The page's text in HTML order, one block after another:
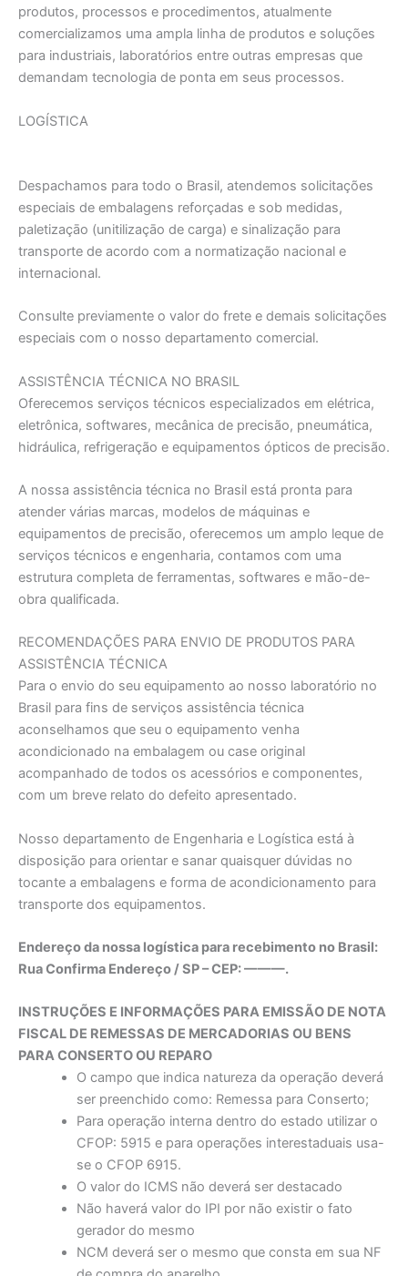
produtos, processos e procedimentos, atualmente
comercializamos uma ampla linha de produtos e soluções
para industriais, laboratórios entre outras empresas que
demandam tecnologia de ponta em seus processos.
LOGÍSTICA
Despachamos para todo o Brasil, atendemos solicitações
especiais de embalagens reforçadas e sob medidas,
paletizaçāo (unitilizaçāo de carga) e sinalização para
transporte de acordo com a normatização nacional e
internacional.
Consulte previamente o valor do frete e demais solicitações
especiais com o nosso departamento comercial.
ASSISTÊNCIA TÉCNICA NO BRASIL
Oferecemos serviços técnicos especializados em elétrica,
eletrônica, softwares, mecânica de precisão, pneumática,
hidráulica, refrigeração e equipamentos ópticos de precisão.
A nossa assistência técnica no Brasil está pronta para
atender várias marcas, modelos de máquinas e
equipamentos de precisão, oferecemos um amplo leque de
serviços técnicos e engenharia, contamos com uma
estrutura completa de ferramentas, softwares e mão-de-
obra qualificada.
RECOMENDAÇÕES PARA ENVIO DE PRODUTOS PARA
ASSISTÊNCIA TÉCNICA
Para o envio do seu equipamento ao nosso laboratório no
Brasil para fins de serviços assistência técnica
aconselhamos que seu o equipamento venha
acondicionado na embalagem ou case original
acompanhado de todos os acessórios e componentes,
com um breve relato do defeito apresentado.
Nosso departamento de Engenharia e Logística está à
disposição para orientar e sanar quaisquer dúvidas no
tocante a embalagens e forma de acondicionamento para
transporte dos equipamentos.
Endereço da nossa logística para recebimento no Brasil:
Rua Confirma Endereço / SP – CEP: ———.
INSTRUÇÕES E INFORMAÇÕES PARA EMISSÃO DE NOTA
FISCAL DE REMESSAS DE MERCADORIAS OU BENS
PARA CONSERTO OU REPARO
O campo que indica natureza da operação deverá
ser preenchido como: Remessa para Conserto;
Para operação interna dentro do estado utilizar o
CFOP: 5915 e para operações interestaduais usa-
se o CFOP 6915.
O valor do ICMS não deverá ser destacado
Não haverá valor do IPI por não existir o fato
gerador do mesmo
NCM deverá ser o mesmo que consta em sua NF